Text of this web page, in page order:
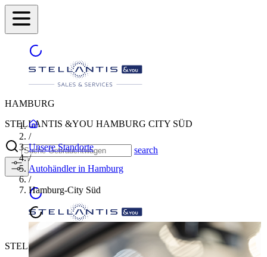
HAMBURG
STELLANTIS &YOU HAMBURG CITY SÜD
search
STELLANTIS &YOU HAMBURG CITY SÜD
/
Unsere Standorte
/
Autohändler in Hamburg
/
Hamburg-City Süd